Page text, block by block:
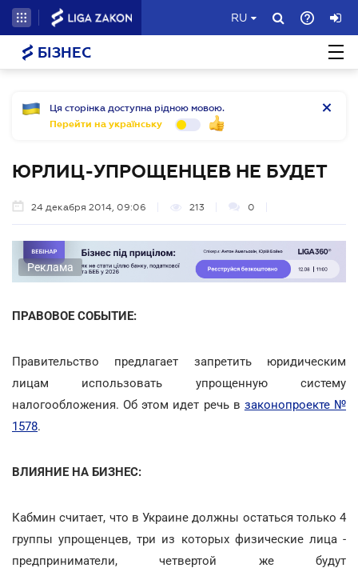
RU
БІЗНЕС
Ця сторінка доступна рідною мовою.
Перейти на українську
ЮРЛИЦ-УПРОЩЕНЦЕВ НЕ БУДЕТ
24 декабря 2014, 09:06 213 0
Реклама
ПРАВОВОЕ СОБЫТИЕ:
Правительство предлагает запретить юридическим
лицам использовать упрощенную систему
налогообложения. Об этом идет речь в законопроекте №
1578.
ВЛИЯНИЕ НА БИЗНЕС:
Кабмин считает, что в Украине должны остаться только 4
группы упрощенцев, три из которых физические лица -
предприниматели, четвертой же будут